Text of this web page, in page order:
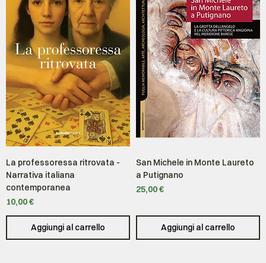
La professoressa ritrovata -
Narrativa italiana
contemporanea
Prezzo
10,00 €
Aggiungi al carrello
San Michele in Monte Laureto
a Putignano
Prezzo
25,00 €
Aggiungi al carrello